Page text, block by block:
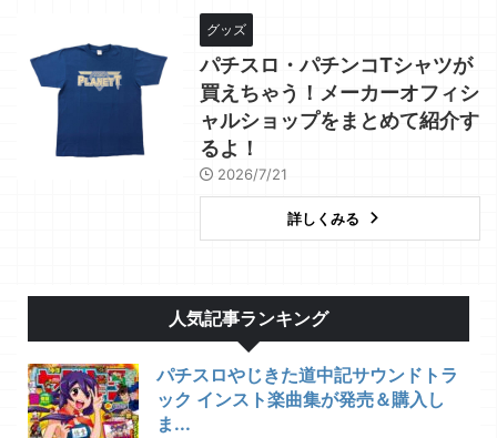
グッズ
パチスロ・パチンコTシャツが
買えちゃう！メーカーオフィシ
ャルショップをまとめて紹介す
るよ！
2026/7/21
詳しくみる
人気記事ランキング
パチスロやじきた道中記サウンドトラ
ック インスト楽曲集が発売＆購入し
ま...